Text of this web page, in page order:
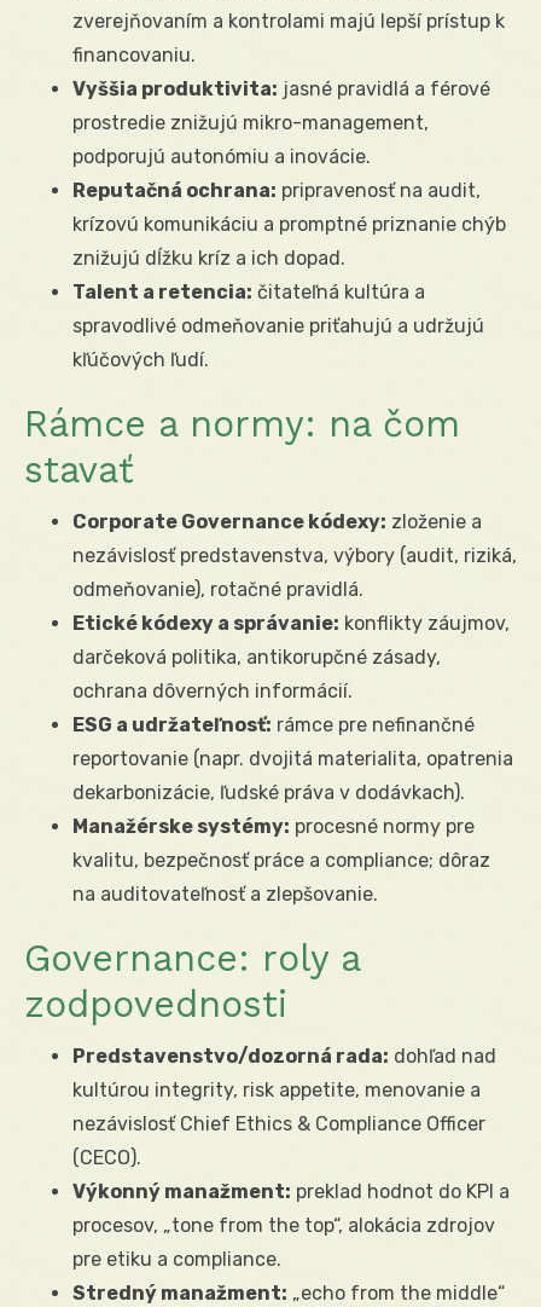
zverejňovaním a kontrolami majú lepší prístup k
financovaniu.
Vyššia produktivita: jasné pravidlá a férové
prostredie znižujú mikro-management,
podporujú autonómiu a inovácie.
Reputačná ochrana: pripravenosť na audit,
krízovú komunikáciu a promptné priznanie chýb
znižujú dĺžku kríz a ich dopad.
Talent a retencia: čitateľná kultúra a
spravodlivé odmeňovanie priťahujú a udržujú
kľúčových ľudí.
Rámce a normy: na čom
stavať
Corporate Governance kódexy: zloženie a
nezávislosť predstavenstva, výbory (audit, riziká,
odmeňovanie), rotačné pravidlá.
Etické kódexy a správanie: konflikty záujmov,
darčeková politika, antikorupčné zásady,
ochrana dôverných informácií.
ESG a udržateľnosť: rámce pre nefinančné
reportovanie (napr. dvojitá materialita, opatrenia
dekarbonizácie, ľudské práva v dodávkach).
Manažérske systémy: procesné normy pre
kvalitu, bezpečnosť práce a compliance; dôraz
na auditovateľnosť a zlepšovanie.
Governance: roly a
zodpovednosti
Predstavenstvo/dozorná rada: dohľad nad
kultúrou integrity, risk appetite, menovanie a
nezávislosť Chief Ethics & Compliance Officer
(CECO).
Výkonný manažment: preklad hodnot do KPI a
procesov, „tone from the top“, alokácia zdrojov
pre etiku a compliance.
Stredný manažment: „echo from the middle“